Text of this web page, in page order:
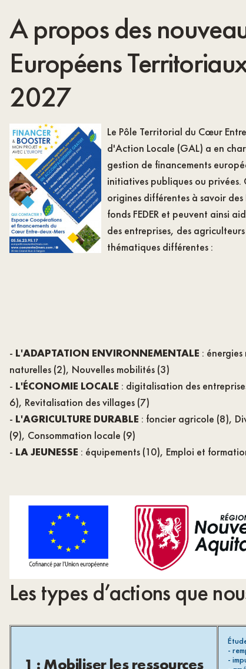
A propos des
Européens
2027
Le Pôle Territorial du Cœur
d'Action Locale (GAL) a en
gestion de financements
initiatives publiques ou privées.
origines différentes à savoir des
fonds FEDER et peuvent ainsi
des entreprises, des
thématiques différentes :
- L'ADAPTATION ENVIRONNEMENTALE :
naturelles (2), Nouvelles mobilités (3)
- L'ÉCONOMIE LOCALE : digitalisation des
6), Revitalisation des villages (7)
- L'AGRICULTURE DURABLE : foncier agricole (8),
(9), Consommation locale (9)
- LA JEUNESSE : équipements (10), Emploi et
Les types d’actions que
1 : Mobiliser les ressources
-
-